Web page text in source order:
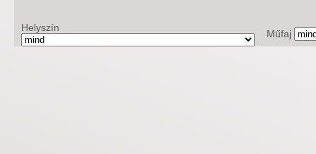
Helyszín
Műfaj